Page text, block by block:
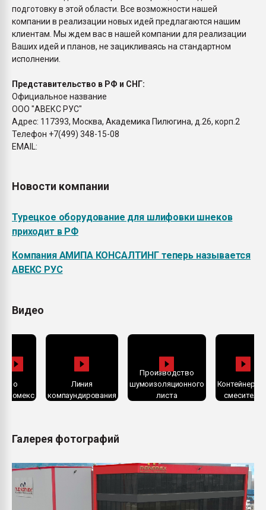
подготовку в этой области. Все возможности нашей
компании в реализации новых идей предлагаются нашим
клиентам. Мы ждем вас в нашей компании для реализации
Ваших идей и планов, не зацикливаясь на стандартном
исполнении.
Представительство в РФ и СНГ:
Официальное название
ООО "АВЕКС РУС"
Адрес: 117393, Москва, Академика Пилюгина, д.26, корп.2
Телефон +7(499) 348-15-08
EMAIL:
Новости компании
Турецкое оборудование для шлифовки шнеков
приходит в РФ
Компания АМИПА КОНСАЛТИНГ теперь называется
АВЕКС РУС
Видео
о
Линия
компаундирования
Производство
шумоизоляционного
листа
смеситель
Галерея фотографий